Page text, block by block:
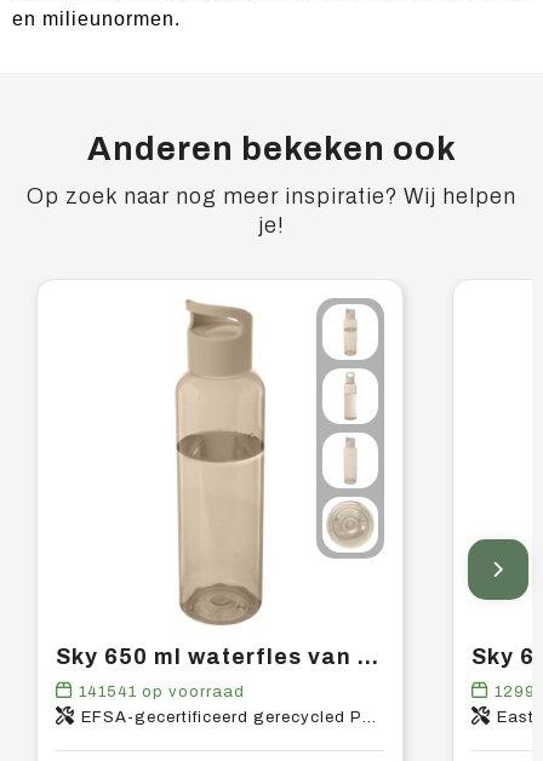
en milieunormen.
Anderen bekeken ook
Op zoek naar nog meer inspiratie? Wij helpen
je!
Sky 650 ml waterfles van gerecycled plastic
141541 op voorraad
EFSA-gecertificeerd gerecycled PET-kunststof, PP-kunststof